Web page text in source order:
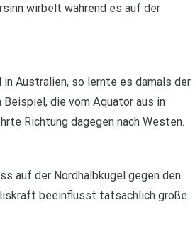
wirbelt während es auf der
Australien, so lernte es damals der
Beispiel, die vom Äquator aus in
Richtung dagegen nach Westen.
auf der Nordhalbkugel gegen den
beeinflusst tatsächlich große